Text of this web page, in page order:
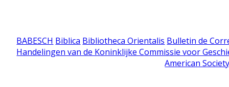
BABESCH Biblica Bibliotheca Orientalis Bulletin de
Handelingen van de Koninklijke Commissie voor
American